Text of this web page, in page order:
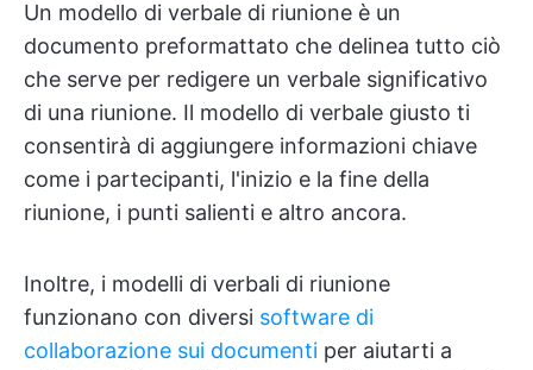
Un modello di verbale di riunione è un
documento preformattato che delinea tutto ciò
che serve per redigere un verbale significativo
di una riunione. Il modello di verbale giusto ti
consentirà di aggiungere informazioni chiave
come i partecipanti, l'inizio e la fine della
riunione, i punti salienti e altro ancora.
Inoltre, i modelli di verbali di riunione
funzionano con diversi software di
collaborazione sui documenti per aiutarti a